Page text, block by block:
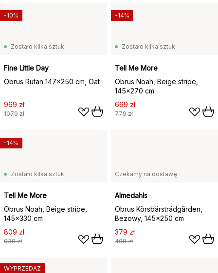
Zostało kilka sztuk
Fine Little Day
Obrus Rutan 147x250 cm, Oat
969 zł
1079 zł
-10%
Zostało kilka sztuk
Tell Me More
Obrus Noah, Beige stripe,
145x270 cm
669 zł
779 zł
-14%
Zostało kilka sztuk
Tell Me More
Obrus Noah, Beige stripe,
145x330 cm
809 zł
939 zł
-14%
Czekamy na dostawę
Almedahls
Obrus Körsbärsträdgården,
Beżowy, 145x250 cm
379 zł
409 zł
WYPRZEDAŻ